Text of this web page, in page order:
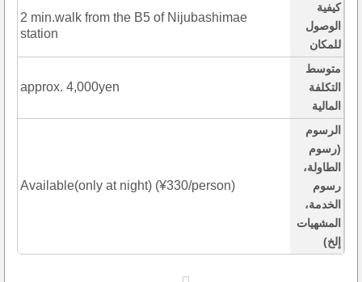
كيفية
الوصول
للمكان
2 min.walk from the B5 of Nijubashimae
station
متوسط
التكلفة
المالية
approx. 4,000yen
الرسوم
(رسوم
الطاولة،
رسوم
الخدمة،
المشهيات
إلخ)
Available(only at night) (¥330/person)